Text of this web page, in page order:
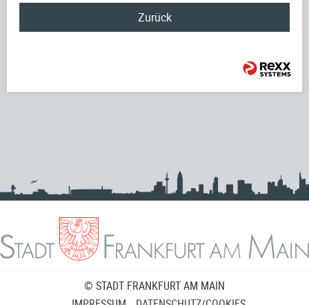
Zurück
© STADT FRANKFURT AM MAIN